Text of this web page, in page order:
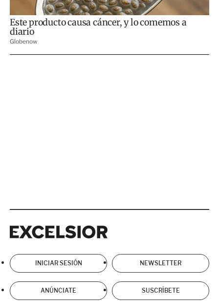
INICIAR SESIÓN NEWSLETTER
ANÚNCIATE SUSCRÍBETE